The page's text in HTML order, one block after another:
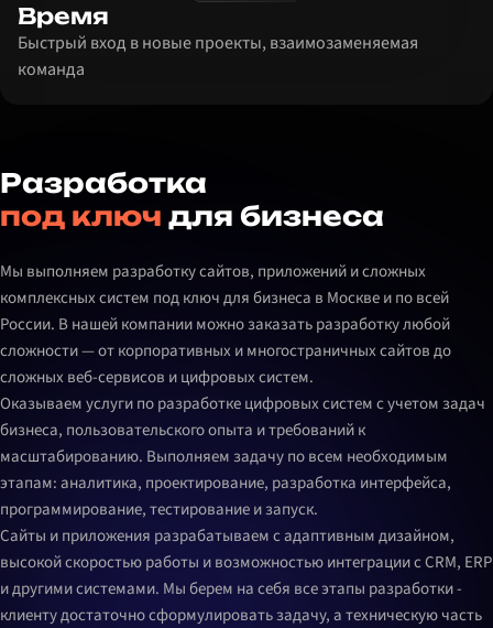
Время
Быстрый вход в новые проекты, взаимозаменяемая
команда
Разработка
под ключ для бизнеса
Мы выполняем разработку сайтов, приложений и сложных
комплексных систем под ключ для бизнеса в Москве и по всей
России. В нашей компании можно заказать разработку любой
сложности — от корпоративных и многостраничных сайтов до
сложных веб-сервисов и цифровых систем.
Оказываем услуги по разработке цифровых систем с учетом задач
бизнеса, пользовательского опыта и требований к
масштабированию. Выполняем задачу по всем необходимым
этапам: аналитика, проектирование, разработка интерфейса,
программирование, тестирование и запуск.
Сайты и приложения разрабатываем с адаптивным дизайном,
высокой скоростью работы и возможностью интеграции с CRM, ERP
и другими системами. Мы берем на себя все этапы разработки -
клиенту достаточно сформулировать задачу, а техническую часть